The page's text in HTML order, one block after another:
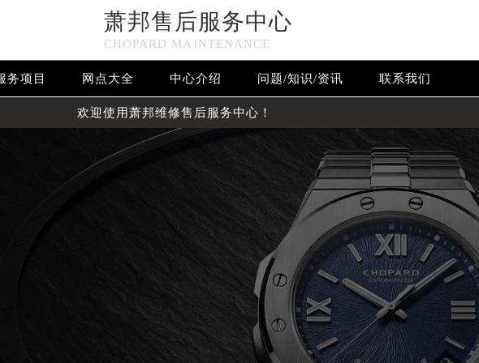
萧邦售后服务中心
CHOPARD MAINTENANCE
务项目 网点大全 中心介绍 问题/知识/资讯 联系我们
欢迎使用萧邦维修售后服务中心！